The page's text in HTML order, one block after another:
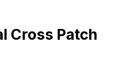
Cross Patch